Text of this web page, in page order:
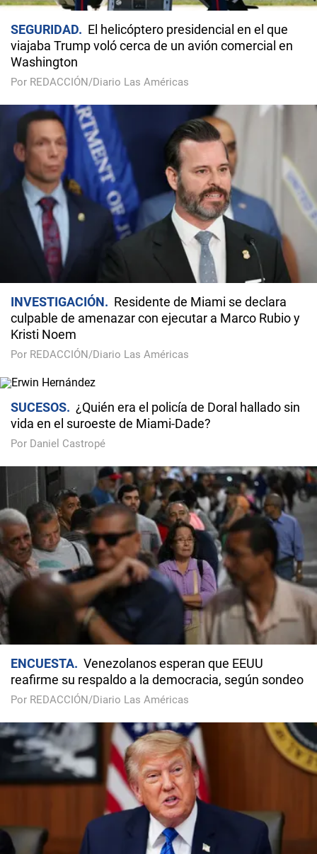
SEGURIDAD
El helicóptero presidencial en el que
viajaba Trump voló cerca de un avión comercial en
Washington
Por REDACCIÓN/Diario Las Américas
INVESTIGACIÓN
Residente de Miami se declara
culpable de amenazar con ejecutar a Marco Rubio y
Kristi Noem
Por REDACCIÓN/Diario Las Américas
SUCESOS
¿Quién era el policía de Doral hallado sin
vida en el suroeste de Miami-Dade?
Por Daniel Castropé
ENCUESTA
Venezolanos esperan que EEUU
reafirme su respaldo a la democracia, según sondeo
Por REDACCIÓN/Diario Las Américas